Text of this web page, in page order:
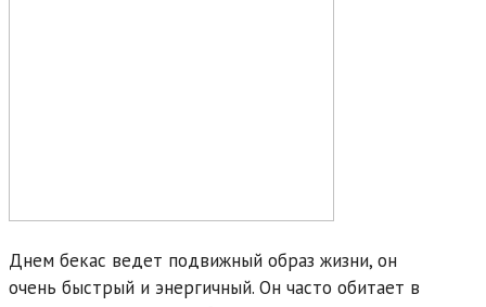
Днем бекас ведет подвижный образ жизни, он
очень быстрый и энергичный. Он часто обитает в